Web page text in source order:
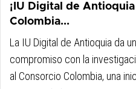
¡IU Digital de
Colombia...
La IU Digital de Antioquia da
compromiso con la
al Consorcio Colombia, una